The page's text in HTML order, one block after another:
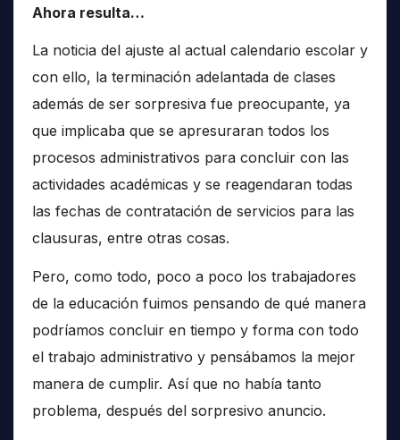
Ahora resulta…
La noticia del ajuste al actual calendario escolar y
con ello, la terminación adelantada de clases
además de ser sorpresiva fue preocupante, ya
que implicaba que se apresuraran todos los
procesos administrativos para concluir con las
actividades académicas y se reagendaran todas
las fechas de contratación de servicios para las
clausuras, entre otras cosas.
Pero, como todo, poco a poco los trabajadores
de la educación fuimos pensando de qué manera
podríamos concluir en tiempo y forma con todo
el trabajo administrativo y pensábamos la mejor
manera de cumplir. Así que no había tanto
problema, después del sorpresivo anuncio.